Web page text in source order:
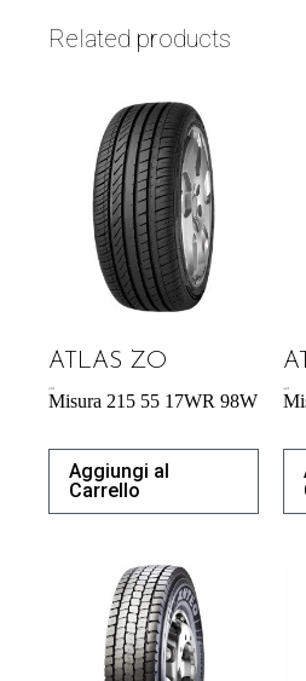
Related products
ATLAS ZO
Misura 215 55 17WR 98W
Aggiungi al
Carrello